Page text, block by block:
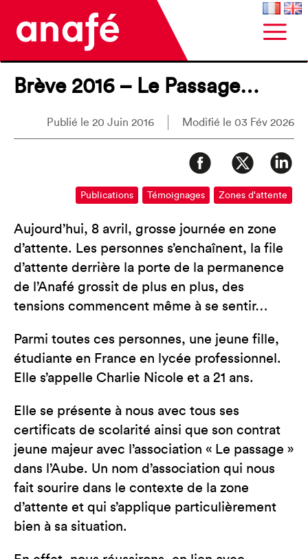
Brève 2016 – Le Passage…
Publié le 20 Juin 2016 Modifié le 03 Fév 2026
Publications Témoignages Zones d'attente
Aujourd’hui, 8 avril, grosse journée en zone
d’attente. Les personnes s’enchaînent, la file
d’attente derrière la porte de la permanence
de l’Anafé grossit de plus en plus, des
tensions commencent même à se sentir…
Parmi toutes ces personnes, une jeune fille,
étudiante en France en lycée professionnel.
Elle s’appelle Charlie Nicole et a 21 ans.
Elle se présente à nous avec tous ses
certificats de scolarité ainsi que son contrat
jeune majeur avec l’association « Le passage »
dans l’Aube. Un nom d’association qui nous
fait sourire dans le contexte de la zone
d’attente et qui s’applique particulièrement
bien à sa situation.